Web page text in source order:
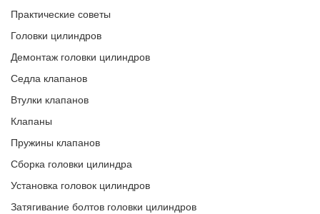
Практические советы
Головки цилиндров
Демонтаж головки цилиндров
Седла клапанов
Втулки клапанов
Клапаны
Пружины клапанов
Сборка головки цилиндра
Установка головок цилиндров
Затягивание болтов головки цилиндров